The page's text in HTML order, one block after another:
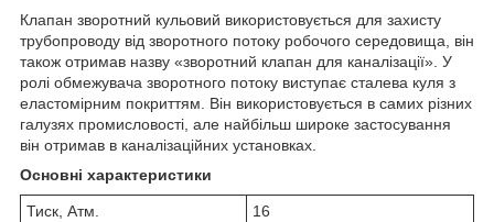
Клапан зворотний кульовий використовується для захисту
трубопроводу від зворотного потоку робочого середовища, він
також отримав назву «зворотний клапан для каналізації». У
ролі обмежувача зворотного потоку виступає сталева куля з
еластомірним покриттям. Він використовується в самих різних
галузях промисловості, але найбільш широке застосування
він отримав в каналізаційних установках.
Основні характеристики
Тиск, Атм.
16